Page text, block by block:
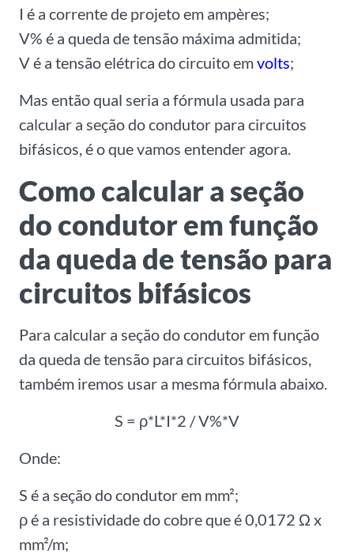
I é a corrente de projeto em ampères;
V% é a queda de tensão máxima admitida;
V é a tensão elétrica do circuito emvolts;
Mas então qual seria a fórmula usada para
calcular a seção do condutor para circuitos
bifásicos, é o que vamos entender agora.
Como calcular a seção
do condutor em função
da queda de tensão para
circuitos bifásicos
Para calcular a seção do condutor em função
da queda de tensão para circuitos bifásicos,
também iremos usar a mesma fórmula abaixo.
S = ρ*L*I*2 / V%*V
Onde:
S é a seção do condutor em mm²;
ρ é a resistividade do cobre que é 0,0172 Ω x
mm²/m;